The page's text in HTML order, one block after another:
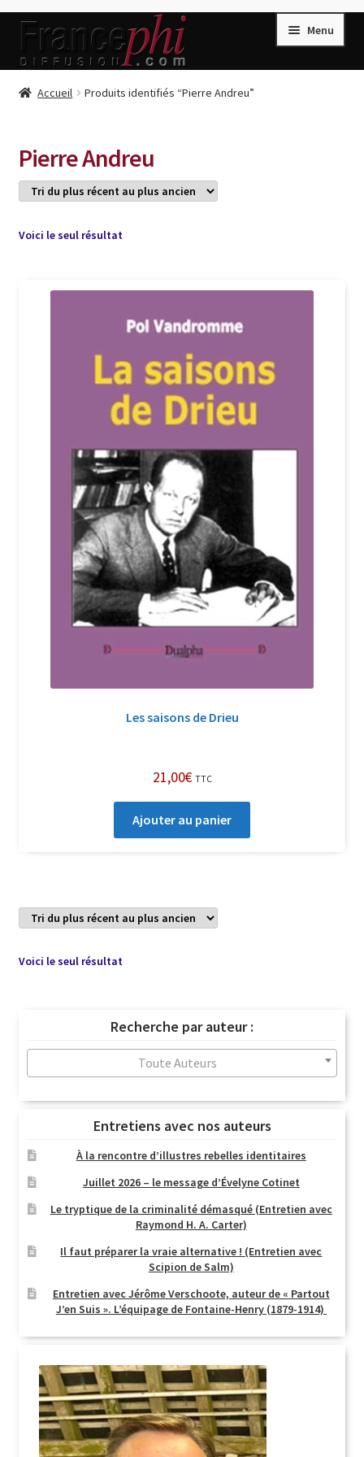
Aller
la
Aller
contenu
Menu
Accueil
Conditions de Vente
Connection
Listes d’Envies
Livres de Peter Randa
Livres de Philippe Randa
Login Customizer
Nous Contacter
Politique de confidentialité et cookies
Qui sommes-nous ?
Soutien à Philippe Randa
Suivi de la Commande
Accueil Produits identifiés “Pierre Andreu”
Pierre Andreu
Voici le seul résultat
Les saisons de Drieu
21,00€ TTC
Ajouter au panier
Voici le seul résultat
Recherche par auteur :
Toute Auteurs
Entretiens avec nos auteurs
À la rencontre d’illustres rebelles identitaires
Juillet 2026 – le message d’Évelyne Cotinet
Le tryptique de la criminalité démasqué (Entretien avec
Raymond H. A. Carter)
Il faut préparer la vraie alternative ! (Entretien avec
Scipion de Salm)
Entretien avec Jérôme Verschoote, auteur de « Partout
J’en Suis ». L’équipage de Fontaine-Henry (1879-1914)